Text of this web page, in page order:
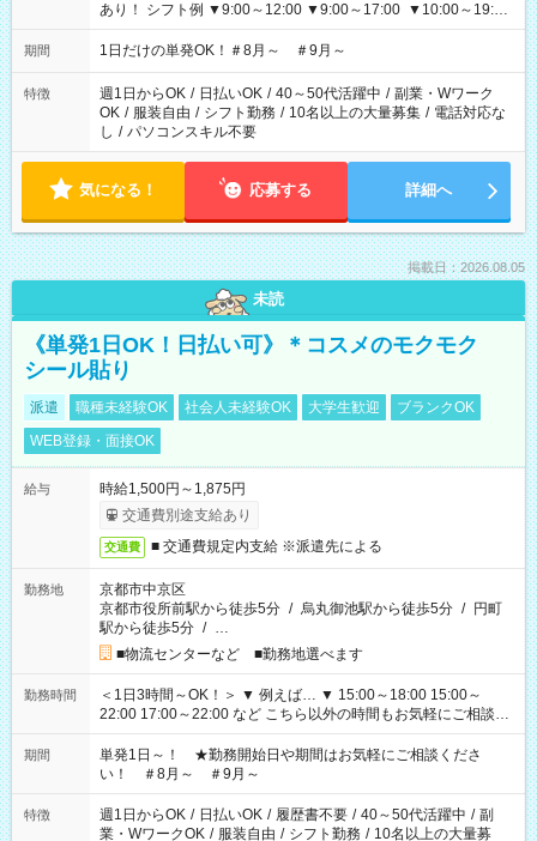
あり！ シフト例 ▼9:00～12:00 ▼9:00～17:00 ▼10:00～19:00
▼18:00～21:00
期間 1日だけの単発OK！＃8月～ ＃9月～
特徴 週1日からOK / 日払いOK / 40～50代活躍中 / 副業・Wワーク
OK / 服装自由 / シフト勤務 / 10名以上の大量募集 / 電話対応な
し / パソコンスキル不要
気になる！ 応募する 詳細へ
掲載日：2026.08.05
未読
《単発1日OK！日払い可》＊コスメのモクモク
シール貼り
派遣 職種未経験OK 社会人未経験OK 大学生歓迎
ブランクOK
WEB登録・面接OK
給与
時給1,500円～1,875円
交通費別途支給あり
交通費 ■ 交通費規定内支給 ※派遣先による
勤務地
京都市中京区
京都市役所前駅から徒歩5分 / 烏丸御池駅から徒歩5分 / 円町
駅から徒歩5分 / …
■物流センターなど ■勤務地選べます
勤務時間
＜1日3時間～OK！＞ ▼ 例えば… ▼ 15:00～18:00 15:00～
22:00 17:00～22:00 など こちら以外の時間もお気軽にご相談く
ださい！
期間
単発1日～！ ★勤務開始日や期間はお気軽にご相談くださ
い！ ＃8月～ ＃9月～
特徴 週1日からOK / 日払いOK / 履歴書不要 / 40～50代活躍中 / 副
業・WワークOK / 服装自由 / シフト勤務 / 10名以上の大量募